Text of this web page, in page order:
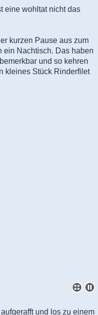
eine wohltat nicht das
kurzen Pause aus zum
ein Nachtisch. Das haben
und so kehren
kleines Stück Rinderfilet
und los zu einem